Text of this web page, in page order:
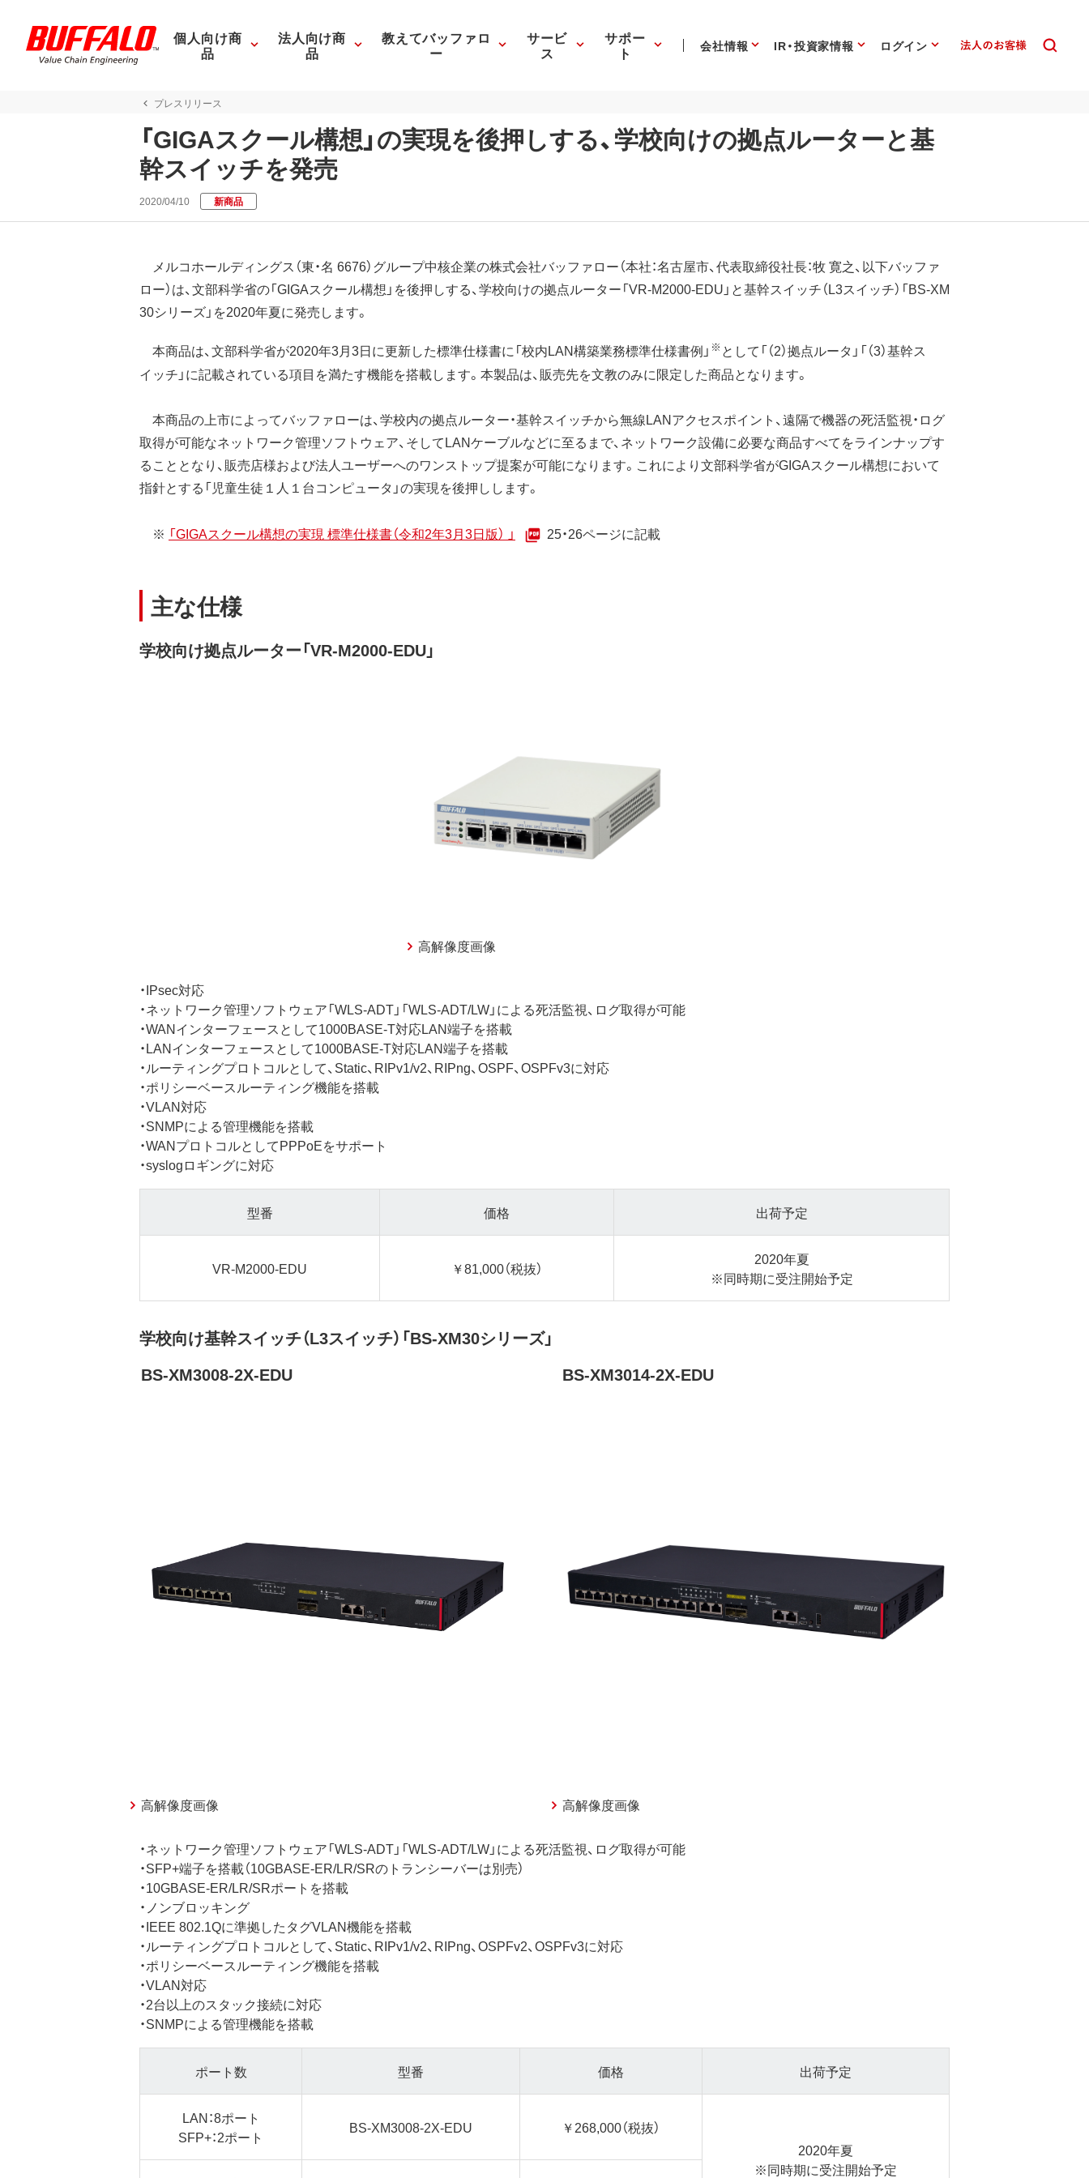
個人向け商
品
法人向け商
品
教えてバッファロ
ー
サービ
ス
サポー
ト 会社情報 IR・投資家情報 ログイン
プレスリリース
「GIGAスクール構想」の実現を後押しする、学校向けの拠点ルーターと基
幹スイッチを発売
2020/04/10 新商品
メルコホールディングス（東・名 6676）グループ中核企業の株式会社バッファロー（本社：名古屋市、代表取締役社長：牧 寛之、以下バッファ
ロー）は、文部科学省の「GIGAスクール構想」を後押しする、学校向けの拠点ルーター「VR-M2000-EDU」と基幹スイッチ（L3スイッチ）「BS-XM
30シリーズ」を2020年夏に発売します。
本商品は、文部科学省が2020年3月3日に更新した標準仕様書に「校内LAN構築業務標準仕様書例」 ※ として「（2）拠点ルータ」「（3）基幹ス
イッチ」に記載されている項目を満たす機能を搭載します。本製品は、販売先を文教のみに限定した商品となります。
本商品の上市によってバッファローは、学校内の拠点ルーター・基幹スイッチから無線LANアクセスポイント、遠隔で機器の死活監視・ログ
取得が可能なネットワーク管理ソフトウェア、そしてLANケーブルなどに至るまで、ネットワーク設備に必要な商品すべてをラインナップす
ることとなり、販売店様および法人ユーザーへのワンストップ提案が可能になります。これにより文部科学省がGIGAスクール構想において
指針とする「児童生徒１人１台コンピュータ」の実現を後押しします。
※ 「GIGAスクール構想の実現 標準仕様書（令和2年3月3日版） 」 25・26ページに記載
主な仕様
学校向け拠点ルーター「VR-M2000-EDU」
高解像度画像
・IPsec対応
・ネットワーク管理ソフトウェア「WLS-ADT」「WLS-ADT/LW」による死活監視、ログ取得が可能
・WANインターフェースとして1000BASE-T対応LAN端子を搭載
・LANインターフェースとして1000BASE-T対応LAN端子を搭載
・ルーティングプロトコルとして、Static、RIPv1/v2、RIPng、OSPF、OSPFv3に対応
・ポリシーベースルーティング機能を搭載
・VLAN対応
・SNMPによる管理機能を搭載
・WANプロトコルとしてPPPoEをサポート
・syslogロギングに対応
型番 価格 出荷予定
VR-M2000-EDU ￥81,000（税抜）
2020年夏
※同時期に受注開始予定
学校向け基幹スイッチ（L3スイッチ）「BS-XM30シリーズ」
BS-XM3008-2X-EDU
高解像度画像
BS-XM3014-2X-EDU
高解像度画像
・ネットワーク管理ソフトウェア「WLS-ADT」「WLS-ADT/LW」による死活監視、ログ取得が可能
・SFP+端子を搭載（10GBASE-ER/LR/SRのトランシーバーは別売）
・10GBASE-ER/LR/SRポートを搭載
・ノンブロッキング
・IEEE 802.1Qに準拠したタグVLAN機能を搭載
・ルーティングプロトコルとして、Static、RIPv1/v2、RIPng、OSPFv2、OSPFv3に対応
・ポリシーベースルーティング機能を搭載
・VLAN対応
・2台以上のスタック接続に対応
・SNMPによる管理機能を搭載
ポート数 型番 価格 出荷予定
LAN：8ポート
SFP+：2ポート
BS-XM3008-2X-EDU
￥268,000（税抜）
2020年夏
※同時期に受注開始予定